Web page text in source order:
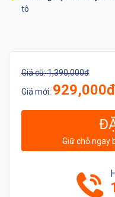
tô
Giá cũ:1,390,000đ
Giá mới: 929,000đ
Giữ chỗ ngay